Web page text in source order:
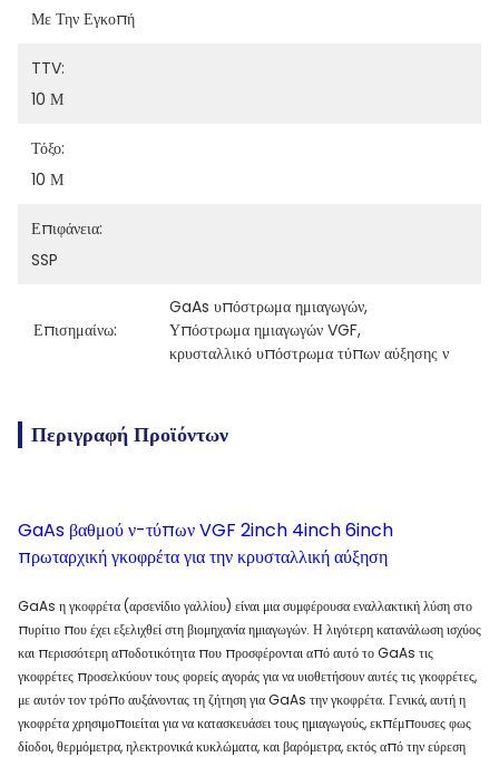
Με Την Εγκοπή
TTV:
10 Μ
Τόξο:
10 Μ
Επιφάνεια:
SSP
Επισημαίνω:
GaAs υπόστρωμα ημιαγωγών,
Υπόστρωμα ημιαγωγών VGF,
κρυσταλλικό υπόστρωμα τύπων αύξησης ν
Περιγραφή Προϊόντων
GaAs βαθμού ν-τύπων VGF 2inch 4inch 6inch
πρωταρχική γκοφρέτα για την κρυσταλλική αύξηση
GaAs η γκοφρέτα (αρσενίδιο γαλλίου) είναι μια συμφέρουσα εναλλακτική λύση στο
πυρίτιο που έχει εξελιχθεί στη βιομηχανία ημιαγωγών. Η λιγότερη κατανάλωση ισχύος
και περισσότερη αποδοτικότητα που προσφέρονται από αυτό το GaAs τις
γκοφρέτες προσελκύουν τους φορείς αγοράς για να υιοθετήσουν αυτές τις γκοφρέτες,
με αυτόν τον τρόπο αυξάνοντας τη ζήτηση για GaAs την γκοφρέτα. Γενικά, αυτή η
γκοφρέτα χρησιμοποιείται για να κατασκευάσει τους ημιαγωγούς, εκπέμπουσες φως
δίοδοι, θερμόμετρα, ηλεκτρονικά κυκλώματα, και βαρόμετρα, εκτός από την εύρεση